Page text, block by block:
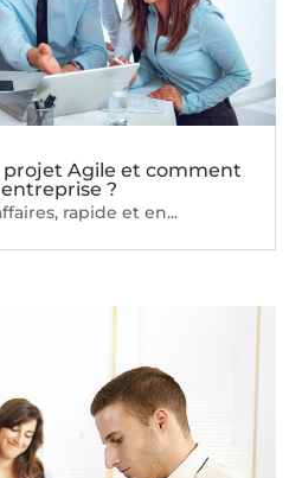
Agile et comment
?
rapide et en...